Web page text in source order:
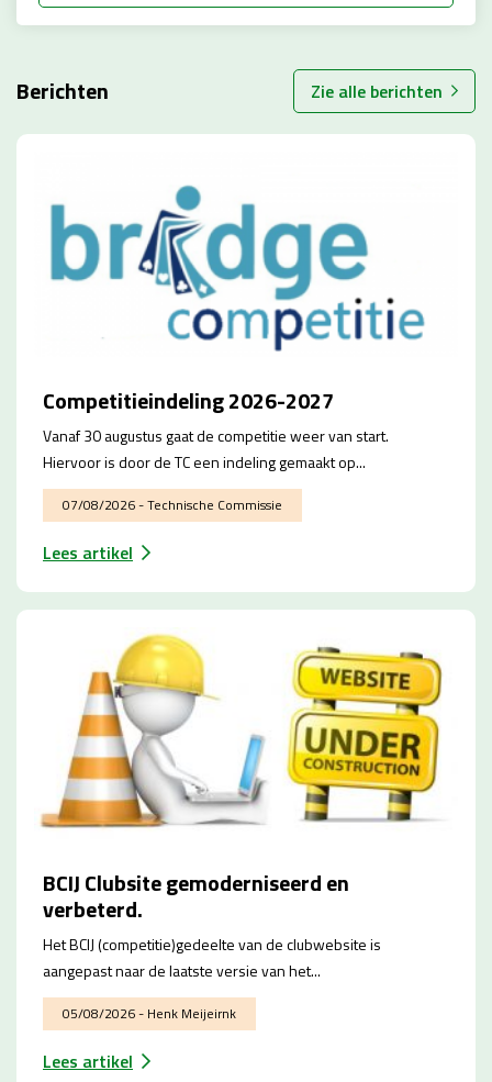
Berichten Zie alle berichten
Competitieindeling 2026-2027
Vanaf 30 augustus gaat de competitie weer van start.
Hiervoor is door de TC een indeling gemaakt op...
07/08/2026 - Technische Commissie
Lees artikel
BCIJ Clubsite gemoderniseerd en
verbeterd.
Het BCIJ (competitie)gedeelte van de clubwebsite is
aangepast naar de laatste versie van het...
05/08/2026 - Henk Meijeirnk
Lees artikel